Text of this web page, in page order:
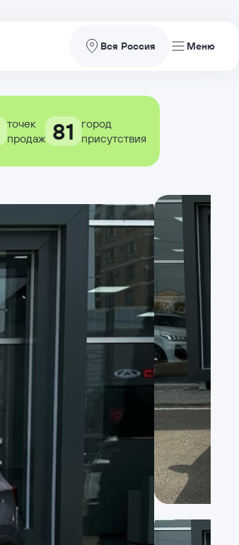
Вся Россия
точек
продаж 81
город
присутствия